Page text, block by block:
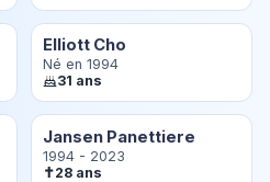
Elliott Cho
Né en 1994
31 ans
Jansen Panettiere
1994 - 2023
✝28 ans